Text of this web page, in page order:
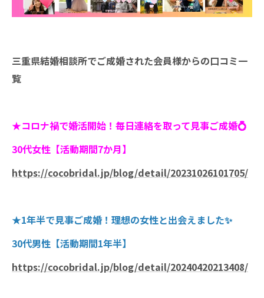
三重県結婚相談所でご成婚された会員様からの口コミ一
覧
★コロナ禍で婚活開始！毎日連絡を取って見事ご成婚💍
30代女性【活動期間7か月】
https://cocobridal.jp/blog/detail/20231026101705/
★1年半で見事ご成婚！理想の女性と出会えました✨
30代男性【活動期間1年半】
https://cocobridal.jp/blog/detail/20240420213408/